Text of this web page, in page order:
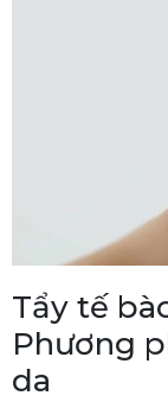
Tẩy tế
Phương
da